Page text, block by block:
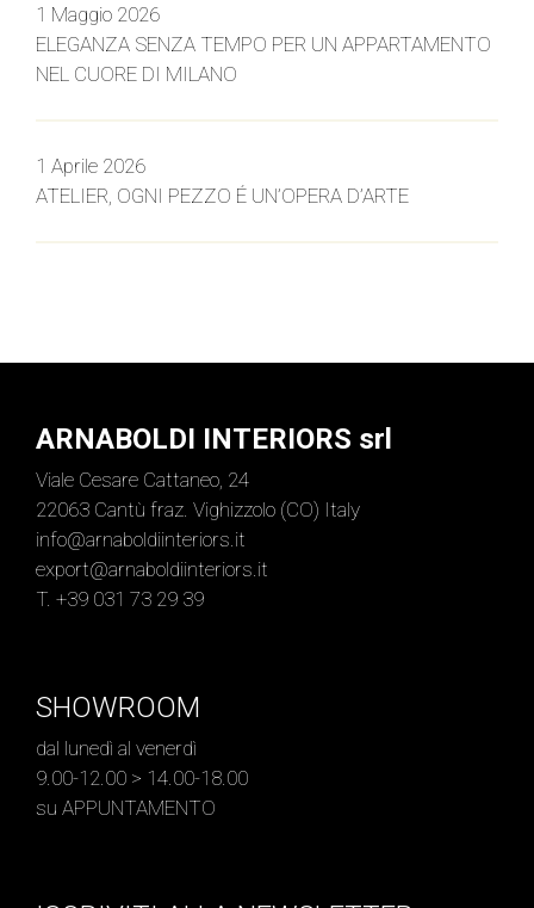
ELEGANZA SENZA TEMPO PER UN APPARTAMENTO
NEL CUORE DI MILANO
1 Maggio 2026
ATELIER, OGNI PEZZO É UN’OPERA D’ARTE
1 Aprile 2026
ARNABOLDI INTERIORS srl
Viale Cesare Cattaneo, 24
22063 Cantù fraz. Vighizzolo (CO) Italy
info@arnaboldiinteriors.it
export@arnaboldiinteriors.it
T. +39 031 73 29 39
SHOWROOM
dal lunedì al venerdì
9.00-12.00 > 14.00-18.00
su APPUNTAMENTO